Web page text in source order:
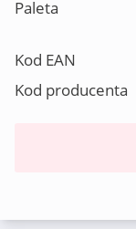
Paleta
Kod EAN
Kod producenta